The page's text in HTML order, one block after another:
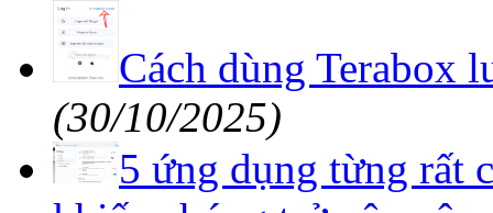
Cách dùng Terabox
(30/10/2025)
5 ứng dụng từng rất